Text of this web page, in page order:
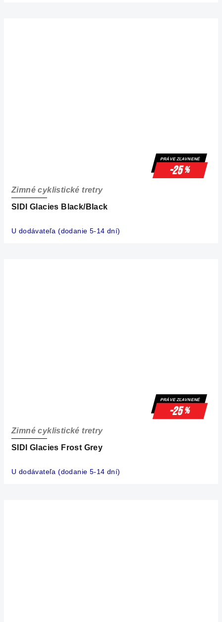
PRÁVE ZĽAVNENÉ
-25%
SIDI Glacies Black/Black
Zimné cyklistické tretry
U dodávateľa (dodanie 5-14 dní)
PRÁVE ZĽAVNENÉ
-25%
SIDI Glacies Frost Grey
Zimné cyklistické tretry
U dodávateľa (dodanie 5-14 dní)